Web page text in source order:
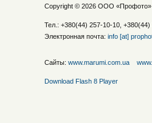
Copyright © 2026 ООО «Профото»
Тел.: +380(44) 257-10-10, +380(44)
Электронная почта: info [at]
Сайты: www.marumi.com.ua
Download Flash 8 Player